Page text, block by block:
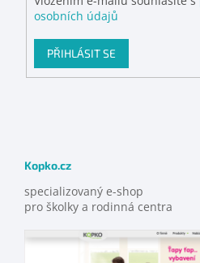
osobních údajů
PŘIHLÁSIT SE
Kopko.cz
specializovaný e-shop
pro školky a rodinná centra